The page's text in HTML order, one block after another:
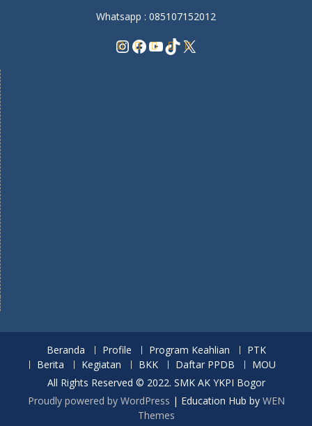
Whatsapp : 085107152012
Instagram
Facebook
YouTube
TikTok
X
Beranda Profile Program Keahlian
PTK
Berita
Kegiatan BKK Daftar PPDB
MOU
All Rights Reserved © 2022. SMK AK YKPI Bogor
Proudly powered by WordPress | Education Hub by WEN
Themes